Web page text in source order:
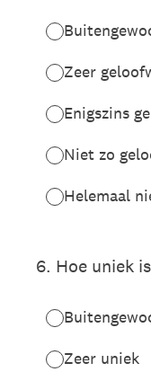
Zeer
Enigszins
Niet zo
Helemaal
6. Hoe uniek
Zeer uniek